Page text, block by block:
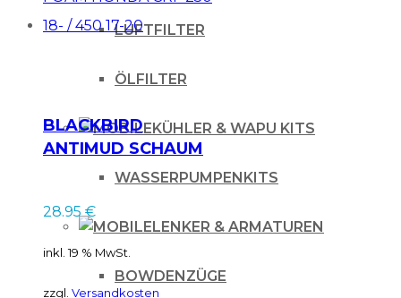
LUFTFILTER
ÖLFILTER
KÜHLER & WAPU KITS
WASSERPUMPENKITS
LENKER & ARMATUREN
BOWDENZÜGE
BLACKBIRD
ANTIMUD SCHAUM
GEGEN SCHLAMM
250 18- / 450 17-20
28.95€
inkl. 19 % MwSt.
zzgl. Versandkosten